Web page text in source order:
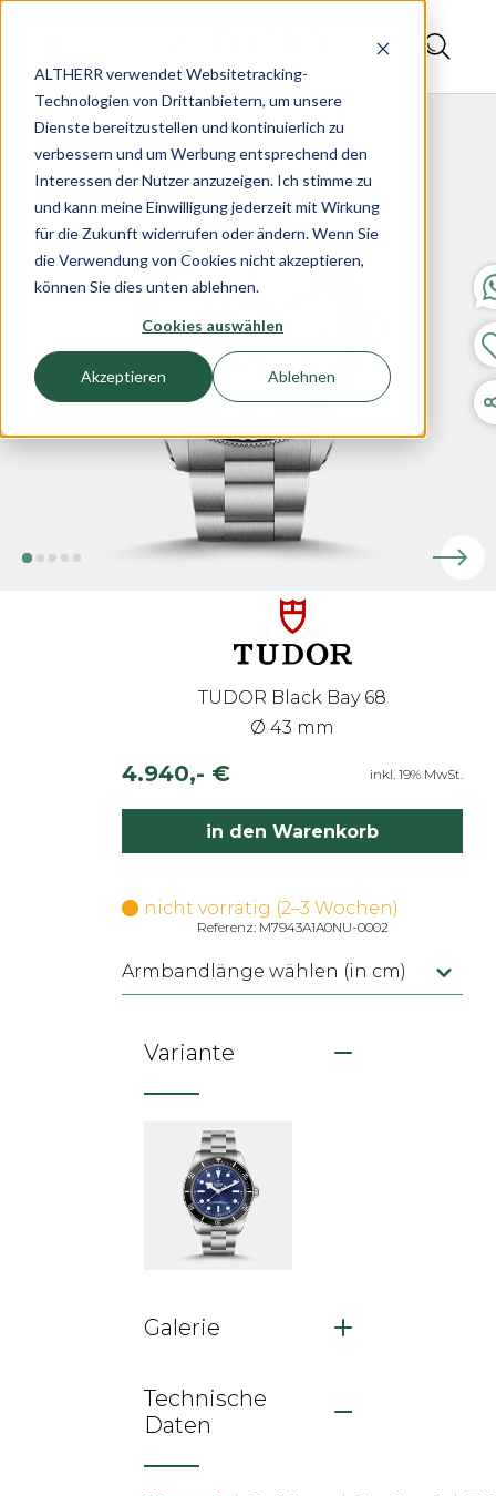
ALTHERR verwendet Websitetracking-
Technologien von Drittanbietern, um unsere
Dienste bereitzustellen und kontinuierlich zu
verbessern und um Werbung entsprechend den
Interessen der Nutzer anzuzeigen. Ich stimme zu
und kann meine Einwilligung jederzeit mit Wirkung
für die Zukunft widerrufen oder ändern. Wenn Sie
die Verwendung von Cookies nicht akzeptieren,
können Sie dies unten ablehnen.
Cookies auswählen
Akzeptieren Ablehnen
TUDOR Black Bay 68
Ø 43 mm
4.940,- € inkl. 19% MwSt.
in den Warenkorb
nicht vorrätig (2–3 Wochen)
Referenz: M7943A1A0NU-0002
Armbandlänge wählen (in cm)
Variante
Galerie
Technische
Daten